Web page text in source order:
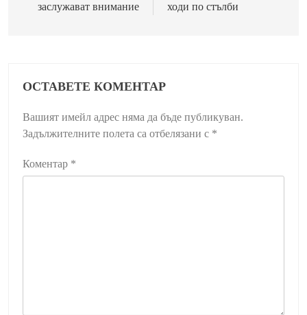
заслужават внимание
ходи по стълби
ОСТАВЕТЕ КОМЕНТАР
Вашият имейл адрес няма да бъде публикуван.
Задължителните полета са отбелязани с *
Коментар *